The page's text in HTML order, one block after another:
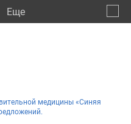
Eще
медицины «Синяя